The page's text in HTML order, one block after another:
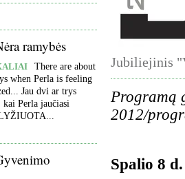
ramybės
There are about
when Perla is feeling
Jau dvi ar trys
kai Perla jaučiasi
Jubiliejinis
Programą
2012/
Spalio 8 d.